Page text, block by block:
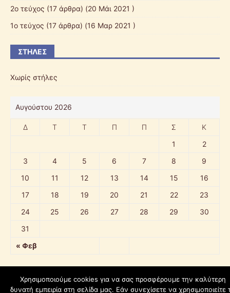
2ο τεύχος (17 άρθρα) (20 Μάι 2021 )
1ο τεύχος (17 άρθρα) (16 Μαρ 2021 )
ΣΤΉΛΕΣ
Χωρίς στήλες
Αυγούστου 2026
Δ Τ Τ Π Π Σ Κ
« Φεβ
1
2
3
4 5 6 7 8
9
10
11 12 13 14 15
16
17
18 19 20 21 22
23
24
25 26 27 28 29
30
31
Χρησιμοποιούμε cookies για να σας προσφέρουμε την καλύτερη
δυνατή εμπειρία στη σελίδα μας. Εάν συνεχίσετε να χρησιμοποιείτε